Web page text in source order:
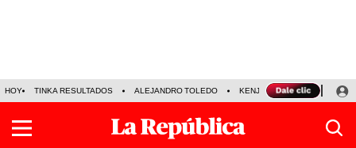
HOY TINKA RESULTADOS ALEJANDRO TOLEDO KENJI FUJIMORI